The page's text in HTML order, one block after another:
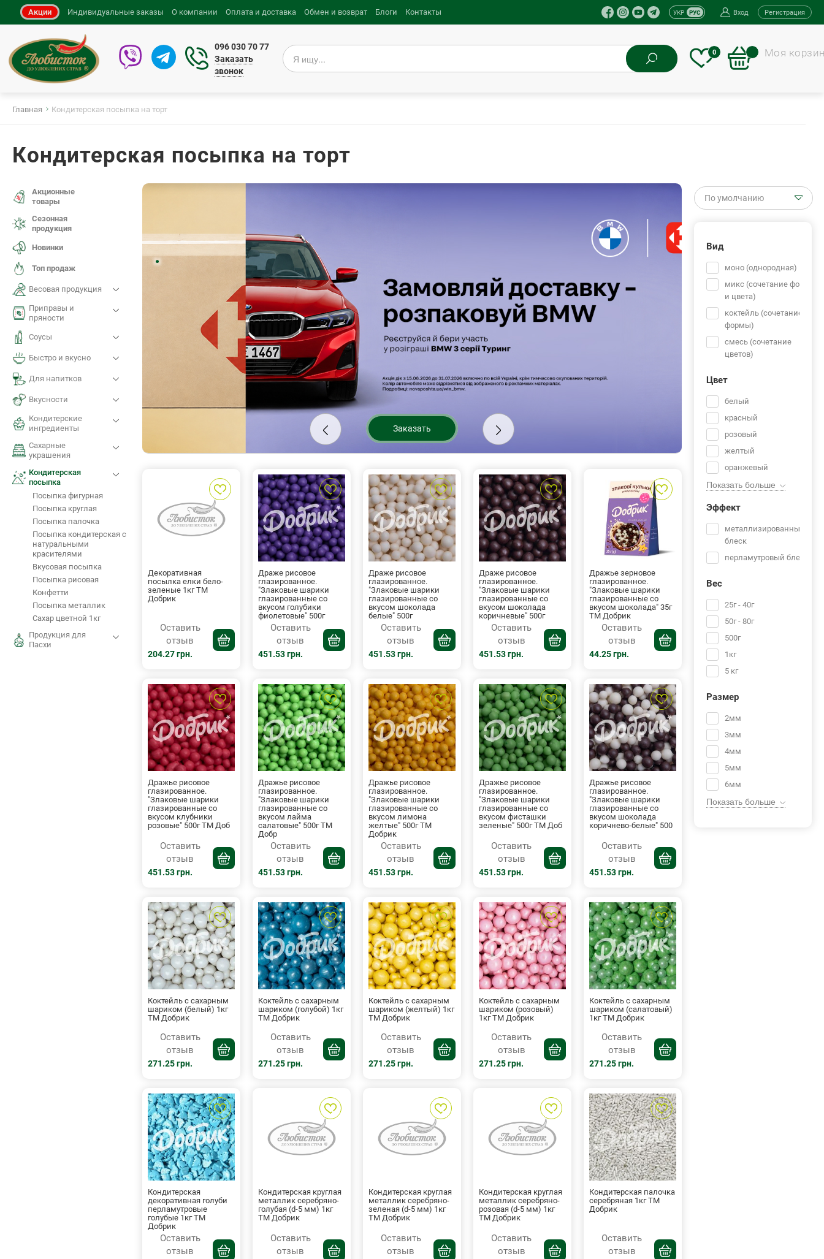
Акции Индивидуальные заказы О компании Оплата и доставка Обмен и возврат Блоги Контакты Вход Регистрация
УКР РУС
096 030 70 77
Заказать
звонок
0 Моя
Главная Кондитерская посыпка на торт
Кондитерская посыпка на торт
По умолчанию
Вид
моно (однородная)
микс (сочетание формы
и цвета)
коктейль (сочетание
формы)
смесь (сочетание
цветов)
Цвет
белый
красный
розовый
желтый
оранжевый
синий
салатовый
черный
золото
серебро
Показать больше
Эффект
металлизированный
блеск
перламутровый блеск
Вес
25г - 40г
50г - 80г
500г
1кг
5 кг
Размер
2мм
3мм
4мм
5мм
6мм
7мм
Показать больше
.
Заказать
Декоративная
посылка елки бело-
зеленые 1кг ТМ
Добрик
Оставить
отзыв
204.27 грн.
Драже рисовое
глазированное.
"Злаковые шарики
глазированные со
вкусом голубики
фиолетовые" 500г
Оставить
отзыв
451.53 грн.
Драже рисовое
глазированное.
"Злаковые шарики
глазированные со
вкусом шоколада
белые" 500г
Оставить
отзыв
451.53 грн.
Драже рисовое
глазированное.
"Злаковые шарики
глазированные со
вкусом шоколада
коричневые" 500г
Оставить
отзыв
451.53 грн.
Дражье зерновое
глазированное.
"Злаковые шарики
глазированные со
вкусом шоколада" 35г
ТМ Добрик
Оставить
отзыв
44.25 грн.
Дражье рисовое
глазированное.
"Злаковые шарики
глазированные со
вкусом клубники
розовые" 500г ТМ Доб
Оставить
отзыв
451.53 грн.
Дражье рисовое
глазированное.
"Злаковые шарики
глазированные со
вкусом лайма
салатовые" 500г ТМ
Добр
Оставить
отзыв
451.53 грн.
Дражье рисовое
глазированное.
"Злаковые шарики
глазированные со
вкусом лимона
желтые" 500г ТМ
Добрик
Оставить
отзыв
451.53 грн.
Дражье рисовое
глазированное.
"Злаковые шарики
глазированные со
вкусом фисташки
зеленые" 500г ТМ Доб
Оставить
отзыв
451.53 грн.
Дражье рисовое
глазированное.
"Злаковые шарики
глазированные со
вкусом шоколада
коричнево-белые" 500
Оставить
отзыв
451.53 грн.
Коктейль с сахарным
шариком (белый) 1кг
ТМ Добрик
Оставить
отзыв
271.25 грн.
Коктейль с сахарным
шариком (голубой) 1кг
ТМ Добрик
Оставить
отзыв
271.25 грн.
Коктейль с сахарным
шариком (желтый) 1кг
ТМ Добрик
Оставить
отзыв
271.25 грн.
Коктейль с сахарным
шариком (розовый)
1кг ТМ Добрик
Оставить
отзыв
271.25 грн.
Коктейль с сахарным
шариком (салатовый)
1кг ТМ Добрик
Оставить
отзыв
271.25 грн.
Кондитерская
декоративная голуби
перламутровые
голубые 1кг ТМ
Добрик
Оставить
отзыв
Кондитерская круглая
металлик серебряно-
голубая (d-5 мм) 1кг
ТМ Добрик
Оставить
отзыв
Кондитерская круглая
металлик серебряно-
зеленая (d-5 мм) 1кг
ТМ Добрик
Оставить
отзыв
Кондитерская круглая
металлик серебряно-
розовая (d-5 мм) 1кг
ТМ Добрик
Оставить
отзыв
Кондитерская палочка
серебряная 1кг ТМ
Добрик
Оставить
отзыв
Акционные
товары
Сезонная
продукция
Новинки
Топ продаж
Весовая продукция
Приправы и
пряности
Соусы
Быстро и вкусно
Для напитков
Вкусности
Кондитерские
ингредиенты
Сахарные
украшения
Кондитерская
посыпка
Посыпка фигурная
Посыпка круглая
Посыпка палочка
Посыпка кондитерская с
натуральными
красителями
Вкусовая посыпка
Посыпка рисовая
Конфетти
Посыпка металлик
Сахар цветной 1кг
Продукция для
Пасхи